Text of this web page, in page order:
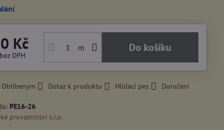
Kč
bez DPH
m Do košíku
Dotaz k produktu Hlídací pes Doručení
PE16-26
provaznictví s.r.o.